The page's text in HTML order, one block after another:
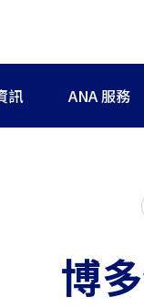
訊 ANA 服務
博